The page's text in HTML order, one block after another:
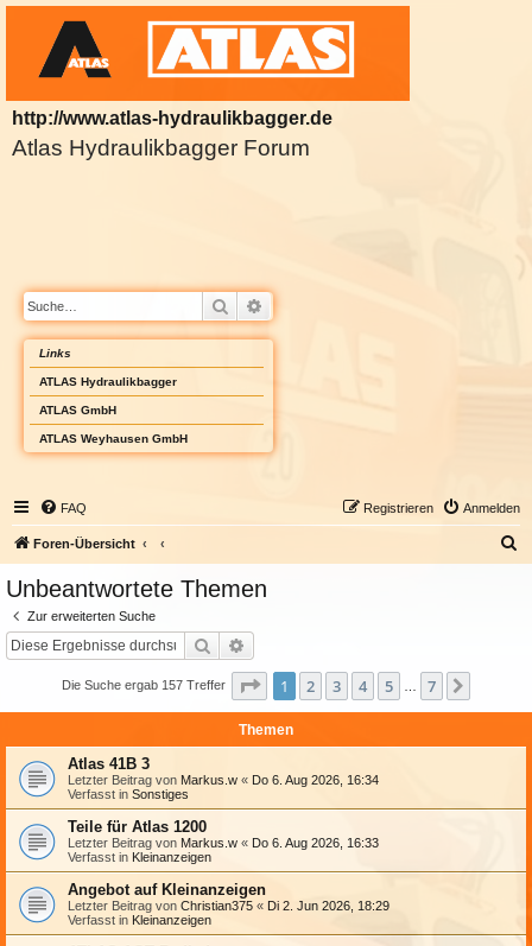
http://www.atlas-hydraulikbagger.de
Atlas Hydraulikbagger Forum
Suche
Links
ATLAS Hydraulikbagger
ATLAS GmbH
ATLAS Weyhausen GmbH
FAQ Anmelden
Registrieren
Foren-Übersicht
Unbeantwortete Themen
Zur erweiterten Suche
Suche
Die Suche ergab 157 Treffer Seite 1von
1 2 3 4 5 7
Themen
Atlas 41B 3
Letzter Beitrag von Markus.w « Do 6. Aug 2026, 16:34
Verfasst in Sonstiges
Teile für Atlas 1200
Letzter Beitrag von Markus.w « Do 6. Aug 2026, 16:33
Verfasst in Kleinanzeigen
Angebot auf Kleinanzeigen
Letzter Beitrag von Christian375 « Di 2. Jun 2026, 18:29
Verfasst in Kleinanzeigen